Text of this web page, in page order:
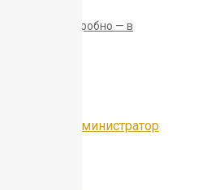
более подробно — в
Администратор